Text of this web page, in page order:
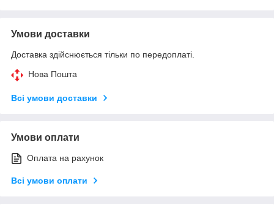
Умови доставки
Доставка здійснюється тільки по передоплаті.
Нова Пошта
Всі умови доставки
Умови оплати
Оплата на рахунок
Всі умови оплати